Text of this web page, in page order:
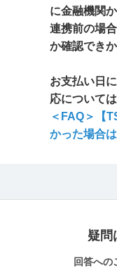
に金融機関
連携前の場
か確認できか
お支払い日
応について
＜FAQ＞【
かった場合
疑問
回答への